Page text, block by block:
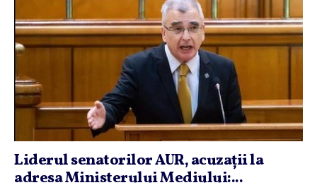
Liderul senatorilor AUR, acuzaţii la
adresa Ministerului Mediului:...